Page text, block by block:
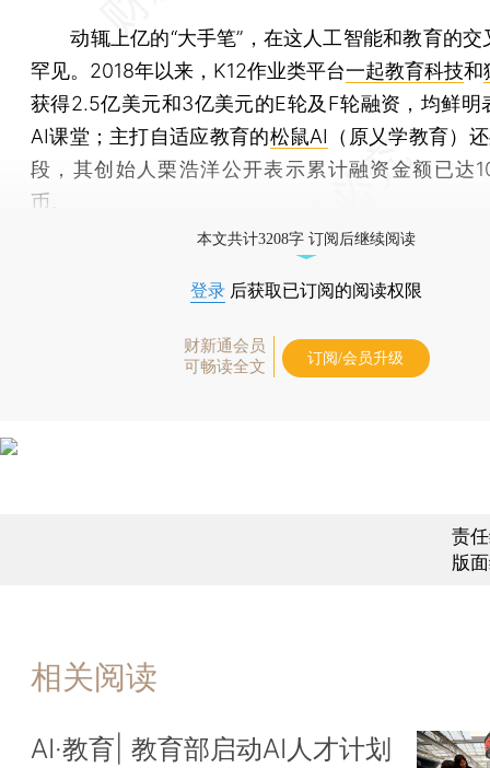
动辄上亿的“大手笔”，在这人工智能和教育的交
罕见。2018年以来，K12作业类平台一起教育科技和
获得2.5亿美元和3亿美元的E轮及F轮融资，均鲜明
AI课堂；主打自适应教育的松鼠AI
（原乂学教育）
段，其创始人栗浩洋公开表示累计融资金额已达
币。
本文共计3208字 订阅后继续阅读
登录 后获取已订阅的阅读权限
财新通会员
可畅读全文
订阅/会员升级
责
版
相关阅读
AI·教育| 教育部启动AI人才计划